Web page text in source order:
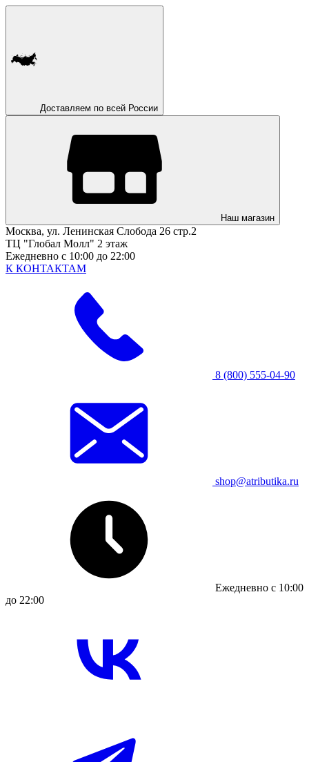
Доставляем по всей России
Наш магазин
Москва, ул. Ленинская Слобода 26 стр.2
ТЦ "Глобал Молл" 2 этаж
Ежедневно с 10:00 до 22:00
К КОНТАКТАМ
8 (800) 555-04-90
shop@atributika.ru
Ежедневно с 10:00
до 22:00